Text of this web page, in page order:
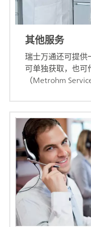
其他服务
瑞士万通还可提
可单独获取，也
（Metrohm